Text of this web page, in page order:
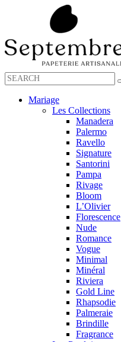
Mariage
Les Collections
Manadera
Palermo
Ravello
Signature
Santorini
Pampa
Rivage
Bloom
L’Olivier
Florescence
Nude
Romance
Vogue
Minimal
Minéral
Riviera
Gold Line
Rhapsodie
Palmeraie
Brindille
Fragrance